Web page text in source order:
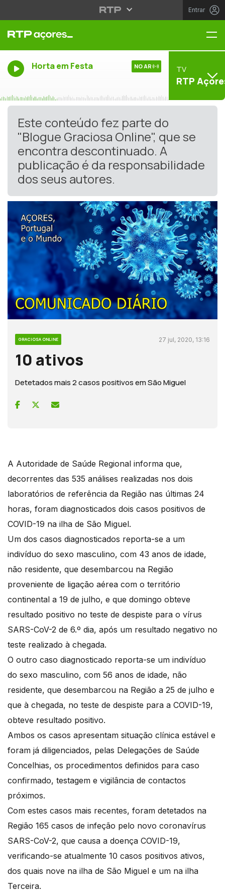
Entrar
Horta em Festa NO AR TV
RTP
Este conteúdo fez parte do
"Blogue Graciosa Online", que se
encontra descontinuado. A
publicação é da responsabilidade
dos seus autores.
GRACIOSA ONLINE 27 jul, 2020, 13:16
10 ativos
Detetados mais 2 casos positivos em São Miguel
A Autoridade de Saúde Regional informa que,
decorrentes das 535 análises realizadas nos dois
laboratórios de referência da Região nas últimas 24
horas, foram diagnosticados dois casos positivos de
COVID-19 na ilha de São Miguel.
Um dos casos diagnosticados reporta-se a um
indivíduo do sexo masculino, com 43 anos de idade,
não residente, que desembarcou na Região
proveniente de ligação aérea com o território
continental a 19 de julho, e que domingo obteve
resultado positivo no teste de despiste para o vírus
SARS-CoV-2 de 6.º dia, após um resultado negativo no
teste realizado à chegada.
O outro caso diagnosticado reporta-se um indivíduo
do sexo masculino, com 56 anos de idade, não
residente, que desembarcou na Região a 25 de julho e
que à chegada, no teste de despiste para a COVID-19,
obteve resultado positivo.
Ambos os casos apresentam situação clínica estável e
foram já diligenciados, pelas Delegações de Saúde
Concelhias, os procedimentos definidos para caso
confirmado, testagem e vigilância de contactos
próximos.
Com estes casos mais recentes, foram detetados na
Região 165 casos de infeção pelo novo coronavírus
SARS-CoV-2, que causa a doença COVID-19,
verificando-se atualmente 10 casos positivos ativos,
dos quais nove na ilha de São Miguel e um na ilha
Terceira.